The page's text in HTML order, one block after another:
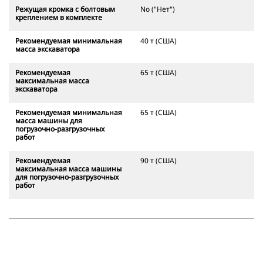
Режущая кромка с болтовым
креплением в комплекте
No ("Нет")
Рекомендуемая минимальная
масса экскаватора
40 т (США)
Рекомендуемая
максимальная масса
экскаватора
65 т (США)
Рекомендуемая минимальная
масса машины для
погрузочно-разгрузочных
работ
65 т (США)
Рекомендуемая
максимальная масса машины
для погрузочно-разгрузочных
работ
90 т (США)